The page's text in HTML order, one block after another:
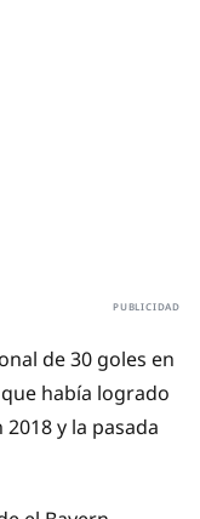
de 30 goles en
había logrado
y la pasada